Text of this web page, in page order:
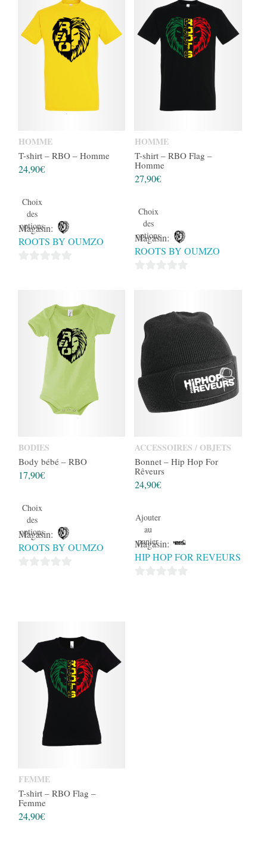
HOMME
T-shirt – RBO – Homme
24,90€
Choix
des
options
Magasin:
ROOTS BY OUMZO
HOMME
T-shirt – RBO Flag –
Homme
27,90€
Choix
des
options
Magasin:
ROOTS BY OUMZO
BODIES
Body bébé – RBO
17,90€
Choix
des
options
Magasin:
ROOTS BY OUMZO
ACCESSOIRES / OBJETS
Bonnet – Hip Hop For
Rêveurs
24,90€
Ajouter
au
panier
Magasin:
HIP HOP FOR REVEURS
FEMME
T-shirt – RBO Flag –
Femme
24,90€